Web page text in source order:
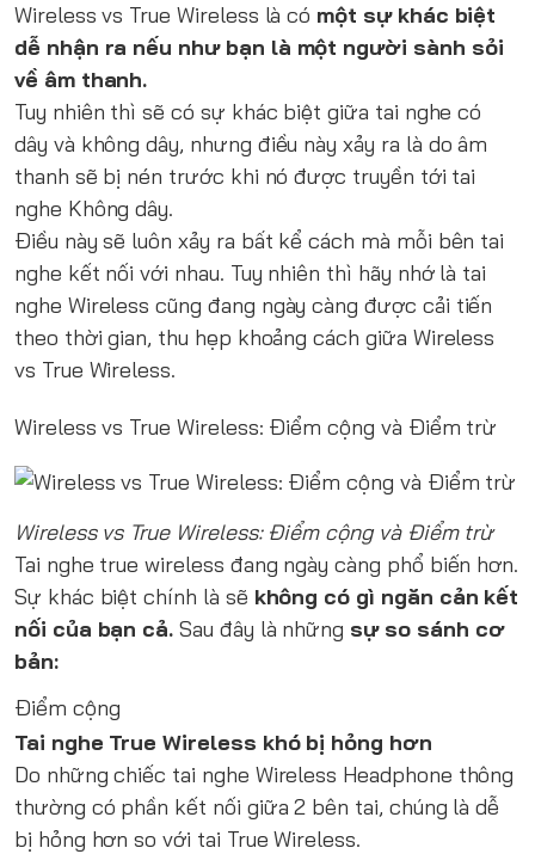
Wireless vs True Wireless là có một sự khác biệt
dễ nhận ra nếu như bạn là một người sành sỏi
về âm thanh.
Tuy nhiên thì sẽ có sự khác biệt giữa tai nghe có
dây và không dây, nhưng điều này xảy ra là do âm
thanh sẽ bị nén trước khi nó được truyền tới tai
nghe Không dây.
Điều này sẽ luôn xảy ra bất kể cách mà mỗi bên tai
nghe kết nối với nhau. Tuy nhiên thì hãy nhớ là tai
nghe Wireless cũng đang ngày càng được cải tiến
theo thời gian, thu hẹp khoảng cách giữa Wireless
vs True Wireless.
Wireless vs True Wireless: Điểm cộng và Điểm trừ
Wireless vs True Wireless: Điểm cộng và Điểm trừ
Tai nghe true wireless đang ngày càng phổ biến hơn.
Sự khác biệt chính là sẽ không có gì ngăn cản kết
nối của bạn cả. Sau đây là những sự so sánh cơ
bản:
Điểm cộng
Tai nghe True Wireless khó bị hỏng hơn
Do những chiếc tai nghe Wireless Headphone thông
thường có phần kết nối giữa 2 bên tai, chúng là dễ
bị hỏng hơn so với tai True Wireless.